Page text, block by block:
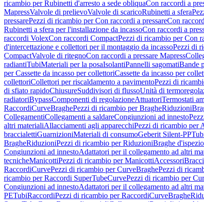
ricambio per Rubinetti d'arresto a sede obliquaCon raccordi a
MapressValvole di prelievoValvole di scaricoRubinetti a sfera
pressarePezzi di ricambio per Con raccordi a pressareCon
Rubinetti a sfera per l'installazione da incassoCon raccordi a
raccordi VolexCon raccordi CompactPezzi di ricambio per Con
d'intercettazione e collettori per il montaggio da incassoPezzi di
CompactValvole di ritegnoCon raccordi a pressare Mapress
radiantiTubiMateriali per la posaIsolantiPannelli sagomatiBande
per Cassette da incasso per collettoriCassette da incasso per
collettoriCollettori per riscaldamento a pavimentoPezzi di
di sfiato rapidoChiusureSuddivisori di flussoUnità di
radiatoriBypassComponenti di regolazioneAttuatoriTermostati
RaccordiCurveBraghePezzi di ricambio per BragheRiduzioni
CollegamentiCollegamenti a saldareCongiunzioni ad innesto
altri materialiAllacciamenti agli apparecchiPezzi di ricambio per
braccialettiGuarnizioniMateriali di consumoGeberit Silent-PP
BragheRiduzioniPezzi di ricambio per RiduzioniBraghe
Congiunzioni ad innestoAdattatori per il collegamento ad altri
tecnicheManicottiPezzi di ricambio per ManicottiAccessori
RaccordiCurvePezzi di ricambio per CurveBraghePezzi di
ricambio per Raccordi SuperTubeCurvePezzi di ricambio per
Congiunzioni ad innestoAdattatori per il collegamento ad altri
PETubiRaccordiPezzi di ricambio per RaccordiCurveBraghe